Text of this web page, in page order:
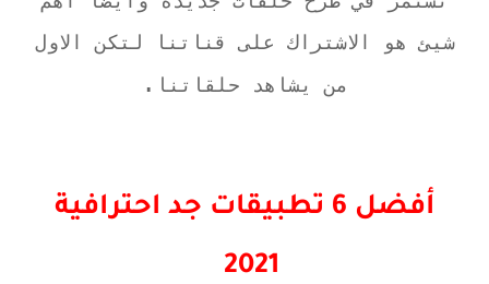
شيئ هو الاشتراك على قناتنا لتكن الاول
من يشاهد حلقاتنا .
أفضل 6 تطبيقات جد احترافية
2021